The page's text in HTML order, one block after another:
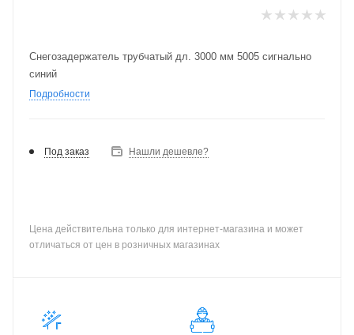
Снегозадержатель трубчатый дл. 3000 мм 5005 сигнально
синий
Подробности
Под заказ Нашли дешевле?
Цена действительна только для интернет-магазина и может
отличаться от цен в розничных магазинах